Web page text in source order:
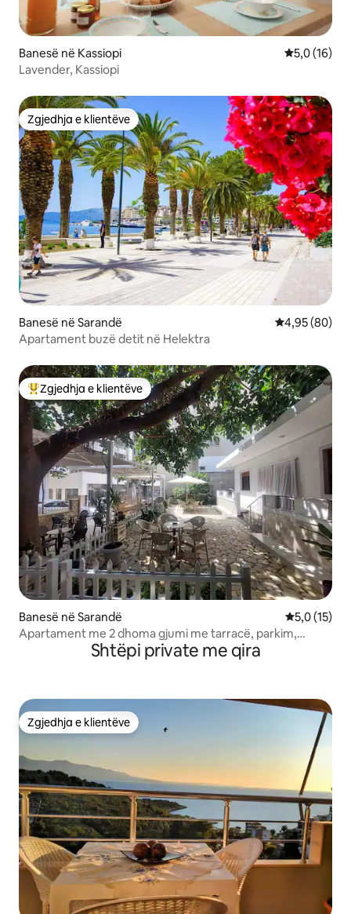
Banesë në Kassiopi Vlerësimi
5,0 (16)
Lavender, Kassiopi
Zgjedhja e klientëve
Zgjedhja e klientëve
Banesë në Sarandë Vlerësimi
4,95 (80)
Apartament buzë detit në Helektra
Më të mirat e zgjedhjeve të klientëve
Zgjedhja e klientëve
Banesë në Sarandë Vlerësimi
5,0 (15)
Apartament me 2 dhoma gjumi me tarracë, parkim,
kondicioner elektrikShtëpi private me qira
Zgjedhja e klientëve
Zgjedhja e klientëve